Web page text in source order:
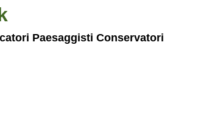
Paesaggisti Conservatori